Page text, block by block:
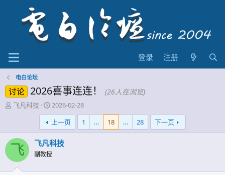
登录 注册
电白论坛
讨论 2026喜事连连！ (26人在浏览)
主
起
人
飞凡科技
开
始
时
间
2026-02-28
上一页
1 … 18 … 28 下一页
飞 飞凡科技
副教授